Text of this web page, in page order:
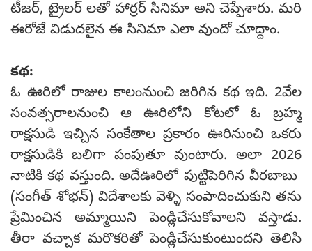
టీజర్, ట్రైలర్ లతో హార్రర్ సినిమా అని చెప్పేశారు. మరి
ఈరోజే విడుదలైన ఈ సినిమా ఎలా వుందో చూద్దాం.
కథ:
ఓ ఊరిలో రాజుల కాలంనుంచి జరిగిన కథ ఇది. 2వేల
సంవత్సరాలనుంచి ఆ ఊరిలోని కోటలో ఓ బ్రహ్మ
రాక్షసుడి ఇచ్చిన సంకేతాల ప్రకారం ఊరినుంచి ఒకరు
రాక్షసుడికి బలిగా పంపుతూ వుంటారు. అలా 2026
నాటికి కథ వస్తుంది. అదేఊరిలో పుట్టిపెరిగిన వీరబాబు
(సంగీత్ శోభన్) విదేశాలకు వెళ్ళి సంపాదించుకుని తను
ప్రేమించిన అమ్మాయిని పెండ్లిచేసుకోవాలని వస్తాడు.
తీరా వచ్చాక మరొకరితో పెండ్లిచేసుకుంటుందని తెలిసి